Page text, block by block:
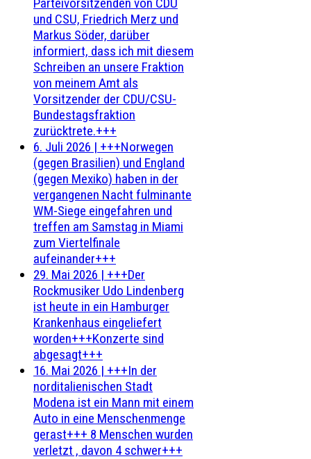
und CSU, Friedrich Merz und
Markus Söder, darüber
informiert, dass ich mit diesem
Schreiben an unsere Fraktion
von meinem Amt als
Vorsitzender der CDU/CSU-
Bundestagsfraktion
zurücktrete.+++
6. Juli 2026 | +++Norwegen
(gegen Brasilien) und England
(gegen Mexiko) haben in der
vergangenen Nacht fulminante
WM-Siege eingefahren und
treffen am Samstag in Miami
zum Viertelfinale
aufeinander+++
29. Mai 2026 | +++Der
Rockmusiker Udo Lindenberg
ist heute in ein Hamburger
Krankenhaus eingeliefert
worden+++Konzerte sind
abgesagt+++
16. Mai 2026 | +++In der
norditalienischen Stadt
Modena ist ein Mann mit einem
Auto in eine Menschenmenge
gerast+++ 8 Menschen wurden
verletzt , davon 4 schwer+++